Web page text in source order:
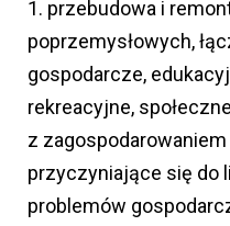
1. przebudowa i
poprzemysłowych,
gospodarcze,
rekreacyjne,
z
przyczyniające się do
problemów